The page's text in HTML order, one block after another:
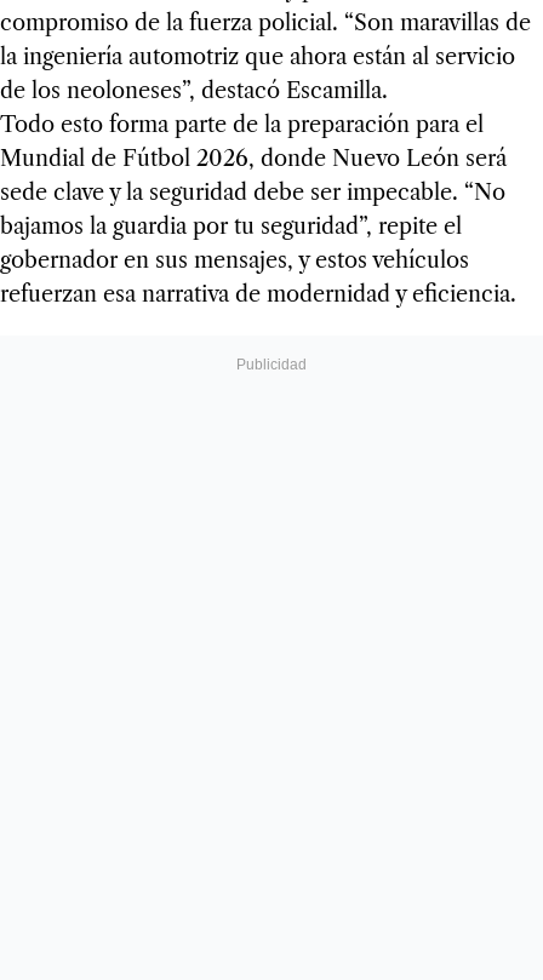
compromiso de la fuerza policial. “Son maravillas de
la ingeniería automotriz que ahora están al servicio
de los neoloneses”, destacó Escamilla.
Todo esto forma parte de la preparación para el
Mundial de Fútbol 2026, donde Nuevo León será
sede clave y la seguridad debe ser impecable. “No
bajamos la guardia por tu seguridad”, repite el
gobernador en sus mensajes, y estos vehículos
refuerzan esa narrativa de modernidad y eficiencia.